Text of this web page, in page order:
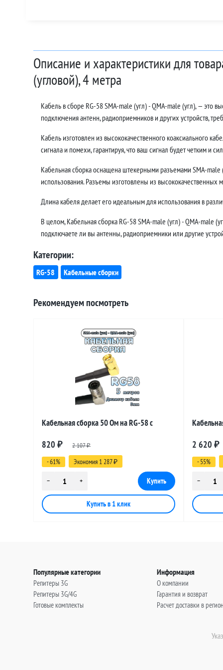
Описание и характеристики для
(угловой), 4 метра
Кабель в сборе RG-58 SMA-male (угл) - QMA-male (угл), — это
подключения антенн, радиоприемников и других устройств,
Кабель изготовлен из высококачественного коаксиального
сигнала и помехи, гарантируя, что ваш сигнал будет четким и
Кабельная сборка оснащена штекерными разъемами SMA-male
использования. Разъемы изготовлены из
Длина кабеля делает его идеальным для использования в
В целом, Кабельная сборка RG-58 SMA-male (угл) - QMA-male
подключаете ли вы антенны, радиоприемники или другие
Категории:
RG-58 Кабельные сборки
Рекомендуем посмотреть
Кабельная сборка 50 Ом на RG-58 с
(угловой), 5 метров
820 ₽ 2 107₽
- 61% Экономия 1 287 ₽
2 620₽
- 55%
Популярные категории
Репитеры 3G
Репитеры 3G/4G
Готовые комплекты
Информация
О компании
Гарантия и возврат
Расчет доставки в